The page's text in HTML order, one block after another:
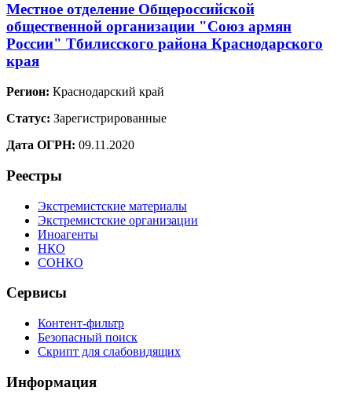
Местное отделение Общероссийской
общественной организации "Союз армян
России" Тбилисского района Краснодарского
края
Регион: Краснодарский край
Статус: Зарегистрированные
Дата ОГРН: 09.11.2020
Реестры
Экстремистские материалы
Экстремистские организации
Иноагенты
НКО
СОНКО
Сервисы
Контент-фильтр
Безопасный поиск
Скрипт для слабовидящих
Информация